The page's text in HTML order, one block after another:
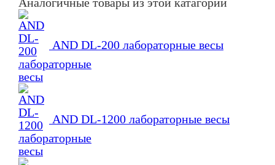
Аналогичные товары из этой катагории
AND DL-200 лабораторные весы
AND DL-1200 лабораторные весы